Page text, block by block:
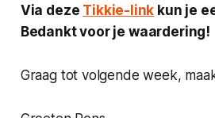
Via deze Tikkie-link kun je
Bedankt voor je waardering!
Graag tot volgende week,